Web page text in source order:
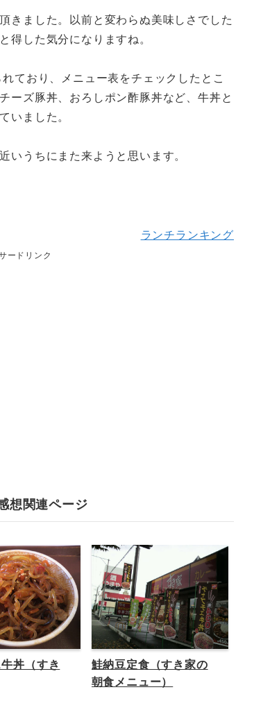
きました。以前と変わらぬ美味しさでした
得した気分になりますね。
ており、メニュー表をチェックしたとこ
ーズ豚丼、おろしポン酢豚丼など、牛丼と
いました。
いうちにまた来ようと思います。
ランチランキング
ードリンク
想関連ページ
丼（すき
鮭納豆定食（すき家の
朝食メニュー）